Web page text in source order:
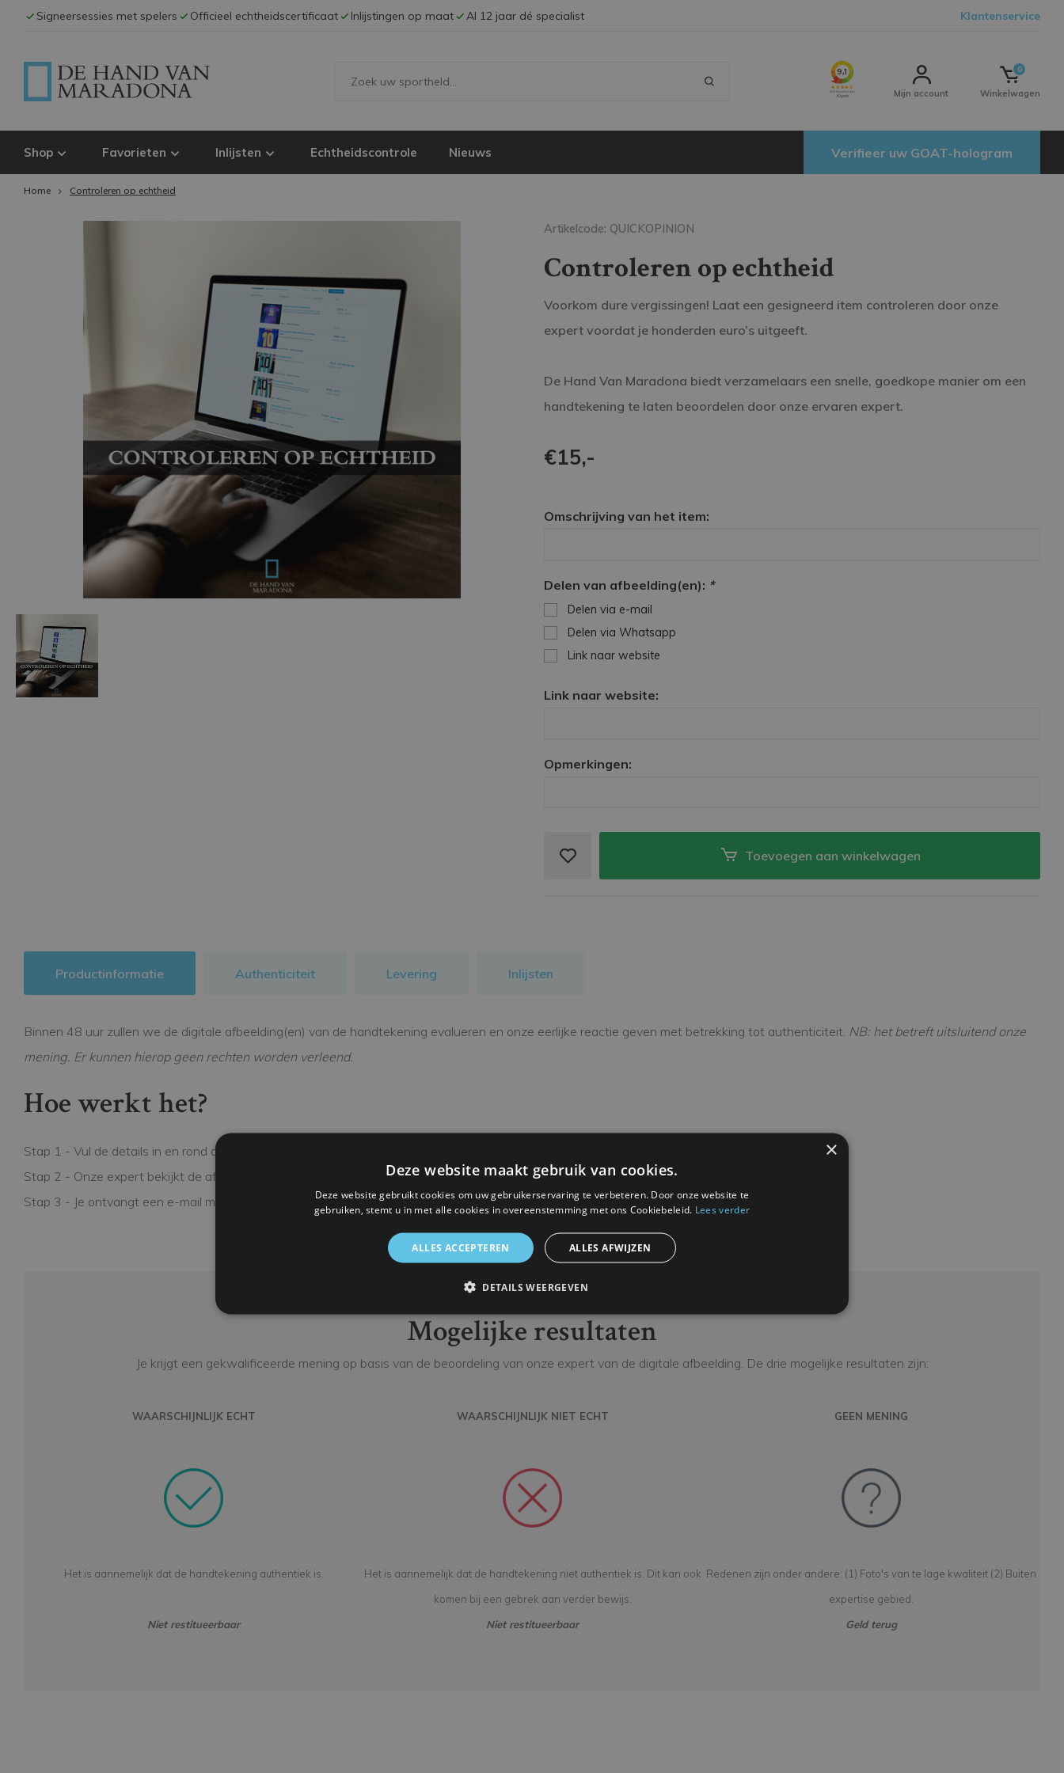
Signeersessies met spelers Officieel echtheidscertificaat Inlijstingen op maat Al 12 jaar dé specialist Klantenservice
Mijn account
0
Winkelwagen
Shop Favorieten Inlijsten Echtheidscontrole Nieuws Verifieer uw GOAT-hologram
Home Controleren op echtheid
Artikelcode: QUICKOPINION
Controleren op echtheid
Voorkom dure vergissingen! Laat een gesigneerd item controleren door onze
expert voordat je honderden euro’s uitgeeft.
De Hand Van Maradona biedt verzamelaars een snelle, goedkope manier om een
handtekening te laten beoordelen door onze ervaren expert.
€15,-
Omschrijving van het item:
Delen van afbeelding(en): *
Delen via e-mail
Delen via Whatsapp
Link naar website
Link naar website:
Opmerkingen:
Toevoegen aan winkelwagen
Productinformatie Authenticiteit Levering Inlijsten
Binnen 48 uur zullen we de digitale afbeelding(en) van de handtekening evalueren en onze eerlijke reactie geven met betrekking tot authenticiteit. NB: het betreft uitsluitend onze
mening. Er kunnen hierop geen rechten worden verleend.
Hoe werkt het?
Stap 1 - Vul de details in en rond de bestelling af.
Stap 2 - Onze expert bekijkt de afbeeldingen van de handtekening.
Stap 3 - Je ontvangt een e-mail met onze mening.
Mogelijke resultaten
Je krijgt een gekwalificeerde mening op basis van de beoordeling van onze expert van de digitale afbeelding. De drie mogelijke resultaten zijn:
WAARSCHIJNLIJK ECHT WAARSCHIJNLIJK NIET ECHT GEEN MENING
Het is aannemelijk dat de handtekening authentiek is.
Het is aannemelijk dat de handtekening niet authentiek is. Dit kan ook
komen bij een gebrek aan verder bewijs.
Redenen zijn onder andere: (1) Foto's van te lage kwaliteit (2) Buiten
expertise gebied.
Niet restitueerbaar
Niet restitueerbaar Geld terug
×
Deze website maakt gebruik van cookies.
Deze website gebruikt cookies om uw gebruikerservaring te verbeteren. Door onze website te
gebruiken, stemt u in met alle cookies in overeenstemming met ons Cookiebeleid. Lees verder
ALLES ACCEPTEREN ALLES AFWIJZEN
DETAILS WEERGEVEN